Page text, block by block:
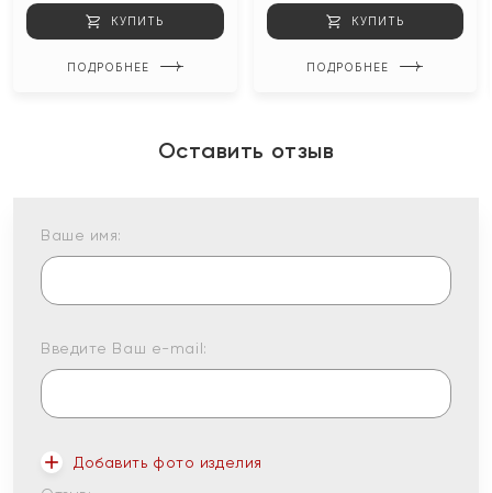
КУПИТЬ
ПОДРОБНЕЕ
КУПИТЬ
ПОДРОБНЕЕ
Оставить отзыв
Ваше имя:
Введите Ваш e-mail:
Добавить фото изделия